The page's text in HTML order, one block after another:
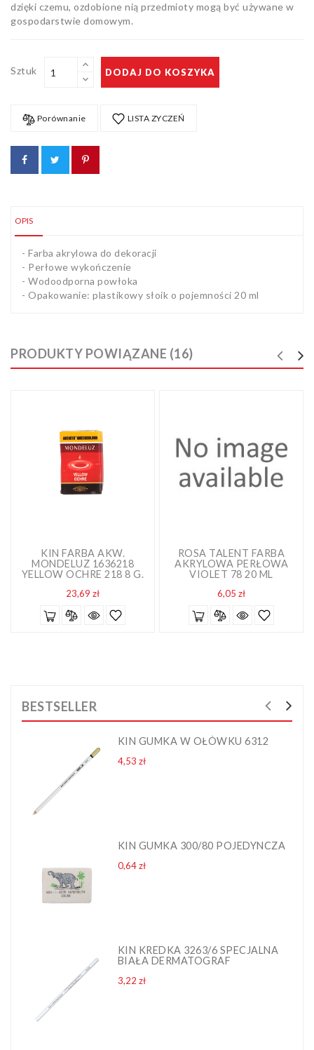
Flamastry,
markery i
szablony
Artykuły
dzięki czemu, ozdobione nią przedmioty mogą być używane w
gospodarstwie domowym.
Sztuk DODAJ DO KOSZYKA
Porównanie LISTA ZYCZEŃ
OPIS
- Farba akrylowa do dekoracji
- Perłowe wykończenie
- Wodoodporna powłoka
- Opakowanie: plastikowy słoik o pojemności 20 ml
PRODUKTY POWIĄZANE (16)
KIN FARBA AKW.
MONDELUZ 1636218
YELLOW OCHRE 218 8 G.
23,69 złCena
ROSA TALENT FARBA
AKRYLOWA PERŁOWA
VIOLET 78 20 ML
6,05 złCena
BESTSELLER
KIN GUMKA W OŁÓWKU 6312
4,53 złCena
KIN GUMKA 300/80 POJEDYNCZA
0,64 złCena
KIN KREDKA 3263/6 SPECJALNA
BIAŁA DERMATOGRAF
3,22 złCena